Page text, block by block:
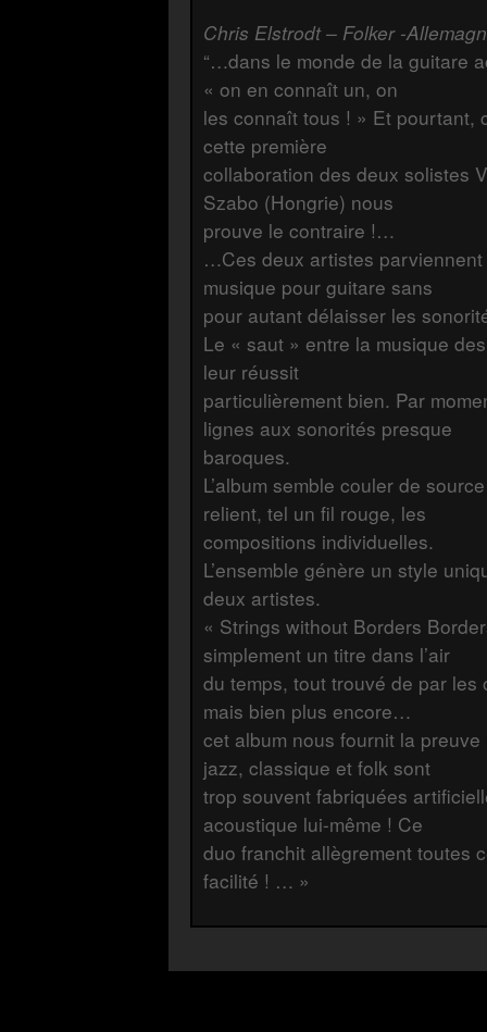
Chris Elstrodt – Folker -
“…dans le monde de la guitare
« on en connaît un, on
les connaît tous ! » Et pourtant,
cette première
collaboration des deux solistes
Szabo (Hongrie) nous
prouve le contraire !…
…Ces deux artistes
musique pour guitare sans
pour autant délaisser les
Le « saut » entre la musique
leur réussit
particulièrement bien. Par
lignes aux sonorités presque
baroques.
L’album semble couler de
relient, tel un fil rouge, les
compositions individuelles.
L’ensemble génère un style
deux artistes.
« Strings without Borders
simplement un titre dans l’air
du temps, tout trouvé de par
mais bien plus encore…
cet album nous fournit la
jazz, classique et folk sont
trop souvent fabriquées
acoustique lui-même ! Ce
duo franchit allègrement toutes
facilité ! … »